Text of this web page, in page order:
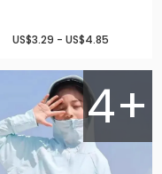
US$3.29 - US$4.85
4+